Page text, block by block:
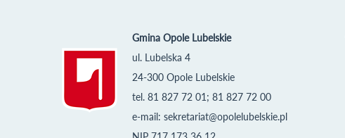
Gmina Opole Lubelskie
ul. Lubelska 4
24-300 Opole Lubelskie
tel. 81 827 72 01; 81 827 72 00
e-mail: sekretariat@opolelubelskie.pl